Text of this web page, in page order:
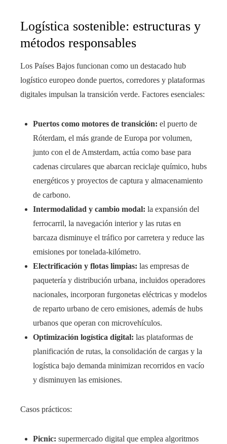
Logística sostenible: estructuras y
métodos responsables
Los Países Bajos funcionan como un destacado hub
logístico europeo donde puertos, corredores y plataformas
digitales impulsan la transición verde. Factores esenciales:
Puertos como motores de transición: el puerto de
Róterdam, el más grande de Europa por volumen,
junto con el de Amsterdam, actúa como base para
cadenas circulares que abarcan reciclaje químico, hubs
energéticos y proyectos de captura y almacenamiento
de carbono.
Intermodalidad y cambio modal: la expansión del
ferrocarril, la navegación interior y las rutas en
barcaza disminuye el tráfico por carretera y reduce las
emisiones por tonelada-kilómetro.
Electrificación y flotas limpias: las empresas de
paquetería y distribución urbana, incluidos operadores
nacionales, incorporan furgonetas eléctricas y modelos
de reparto urbano de cero emisiones, además de hubs
urbanos que operan con microvehículos.
Optimización logística digital: las plataformas de
planificación de rutas, la consolidación de cargas y la
logística bajo demanda minimizan recorridos en vacío
y disminuyen las emisiones.
Casos prácticos:
Picnic: supermercado digital que emplea algoritmos